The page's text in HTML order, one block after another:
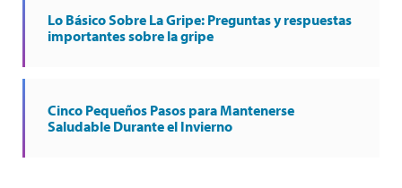
Lo Básico Sobre La Gripe: Preguntas y respuestas
importantes sobre la gripe
Cinco Pequeños Pasos para Mantenerse
Saludable Durante el Invierno